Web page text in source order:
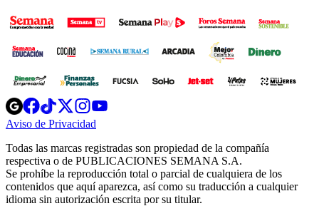
Opens
in
new
Opens
in
new
Opens
in
new
window
Opens
new
windowwindow
Aviso de Privacidad
new
window
Todas las marcas registradas son propiedad de la compañía
respectiva o de PUBLICACIONES SEMANA S.A.
Se prohíbe la reproducción total o parcial de cualquiera de los
contenidos que aquí aparezca, así como su traducción a cualquier
idioma sin autorización escrita por su titular.